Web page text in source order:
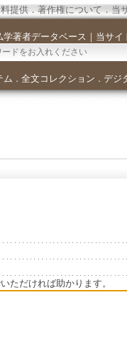
提供．著作権について．当
学著者データベース ｜ 当サイ
ム ． 全文コレクション ． デジ
ただければ助かります。